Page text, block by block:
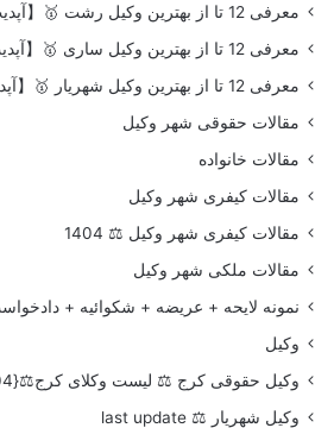
معرفی 12 تا از بهترین وکیل رشت 🥇【آپدیت جدید】⚖️
معرفی 12 تا از بهترین وکیل ساری 🥇【آپدیت جدید】⚖️
معرفی 12 تا از بهترین وکیل شهریار 🥇【آپدیت جدید】⚖️
مقالات حقوقی شهر وکیل
مقالات خانواده
مقالات کیفری شهر وکیل
مقالات کیفری شهر وکیل ⚖️ 1404
مقالات ملکی شهر وکیل
نمونه لایحه + عریضه + شکوائیه +
وکیل
وکیل حقوقی کرج ⚖️ لیست وکلای کرج⚖️{1404}
وکیل شهریار ⚖️ last update